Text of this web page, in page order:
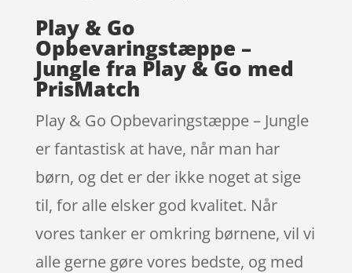
Play & Go
Opbevaringstæppe –
Jungle fra Play & Go med
PrisMatch
Play & Go Opbevaringstæppe – Jungle
er fantastisk at have, når man har
børn, og det er der ikke noget at sige
til, for alle elsker god kvalitet. Når
vores tanker er omkring børnene, vil vi
alle gerne gøre vores bedste, og med